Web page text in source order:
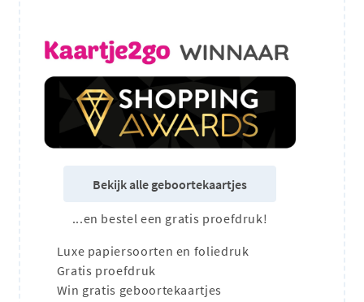
Bekijk alle geboortekaartjes
...en bestel een gratis proefdruk!
Luxe papiersoorten en foliedruk
Gratis proefdruk
Win gratis geboortekaartjes